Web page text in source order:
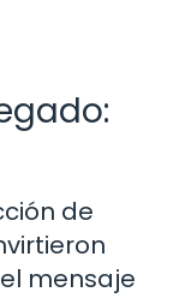
de
mensaje